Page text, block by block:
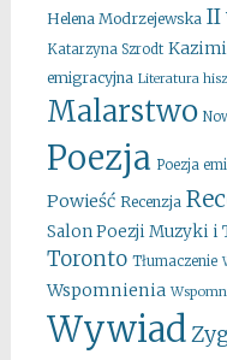
Helena Modrzejewska II
Katarzyna Szrodt
emigracyjna Literatura
Malarstwo
Poezja Poezja
Powieść Recenzja
Salon Poezji Muzyki i
Toronto Tłumaczenie
Wspomnienia
Wywiad